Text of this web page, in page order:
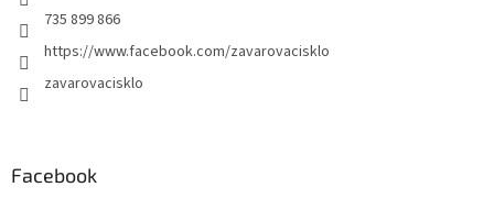
735 899 866
https://www.facebook.com/zavarovacisklo
zavarovacisklo
Facebook